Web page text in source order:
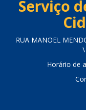
Serviço
RUA MANOEL
\
Horário de